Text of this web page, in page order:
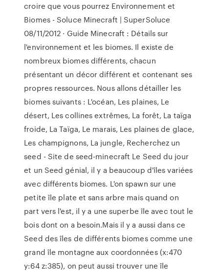
croire que vous pourrez Environnement et
Biomes - Soluce Minecraft | SuperSoluce
08/11/2012 · Guide Minecraft : Détails sur
l'environnement et les biomes. Il existe de
nombreux biomes différents, chacun
présentant un décor différent et contenant ses
propres ressources. Nous allons détailler les
biomes suivants : L'océan, Les plaines, Le
désert, Les collines extrêmes, La forêt, La taïga
froide, La Taïga, Le marais, Les plaines de glace,
Les champignons, La jungle, Recherchez un
seed - Site de seed-minecraft Le Seed du jour
et un Seed génial, il y a beaucoup d'îles variées
avec différents biomes. L'on spawn sur une
petite île plate et sans arbre mais quand on
part vers l'est, il y a une superbe île avec tout le
bois dont on a besoin.Mais il y a aussi dans ce
Seed des îles de différents biomes comme une
grand île montagne aux coordonnées (x:470
y:64 z:385), on peut aussi trouver une île